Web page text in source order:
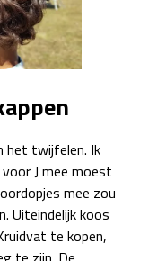
het twijfelen. Ik
J mee moest
mee zou
Uiteindelijk koos
te kopen,